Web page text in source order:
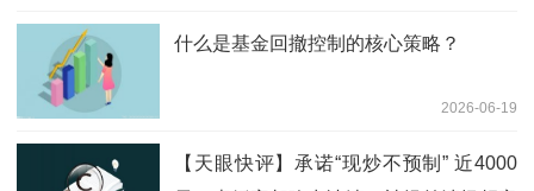
什么是基金回撤控制的核心策略？
2026-06-19
【天眼快评】承诺“现炒不预制” 近4000